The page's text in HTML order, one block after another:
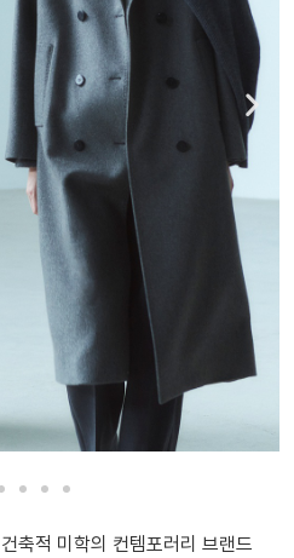
축적 미학의 컨템포러리 브랜드